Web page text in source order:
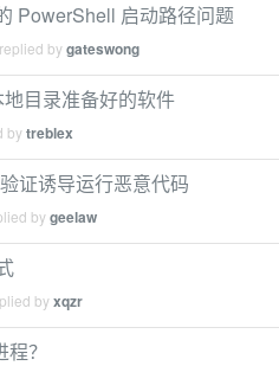
PowerShell 启动路径问题
bygateswong
目录准备好的软件
bytreblex
证诱导运行恶意代码
bygeelaw
byxqzr
？